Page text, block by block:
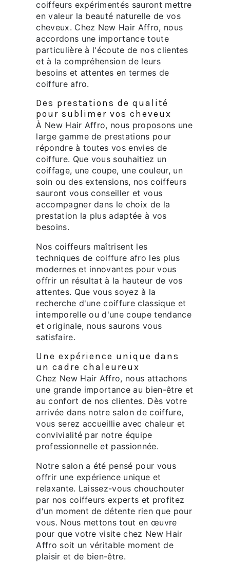
coiffeurs expérimentés sauront mettre
en valeur la beauté naturelle de vos
cheveux. Chez New Hair Affro, nous
accordons une importance toute
particulière à l'écoute de nos clientes
et à la compréhension de leurs
besoins et attentes en termes de
coiffure afro.
Des prestations de qualité
pour sublimer vos cheveux
À New Hair Affro, nous proposons une
large gamme de prestations pour
répondre à toutes vos envies de
coiffure. Que vous souhaitiez un
coiffage, une coupe, une couleur, un
soin ou des extensions, nos coiffeurs
sauront vous conseiller et vous
accompagner dans le choix de la
prestation la plus adaptée à vos
besoins.
Nos coiffeurs maîtrisent les
techniques de coiffure afro les plus
modernes et innovantes pour vous
offrir un résultat à la hauteur de vos
attentes. Que vous soyez à la
recherche d'une coiffure classique et
intemporelle ou d'une coupe tendance
et originale, nous saurons vous
satisfaire.
Une expérience unique dans
un cadre chaleureux
Chez New Hair Affro, nous attachons
une grande importance au bien-être et
au confort de nos clientes. Dès votre
arrivée dans notre salon de coiffure,
vous serez accueillie avec chaleur et
convivialité par notre équipe
professionnelle et passionnée.
Notre salon a été pensé pour vous
offrir une expérience unique et
relaxante. Laissez-vous chouchouter
par nos coiffeurs experts et profitez
d'un moment de détente rien que pour
vous. Nous mettons tout en œuvre
pour que votre visite chez New Hair
Affro soit un véritable moment de
plaisir et de bien-être.